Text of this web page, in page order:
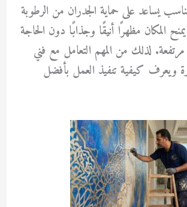
يساعد على حماية الجدران من الرطوبة
المكان مظهرًا أنيقًا وجذابًا دون الحاجة
لذلك من المهم التعامل مع فني
ويعرف كيفية تنفيذ العمل بأفضل